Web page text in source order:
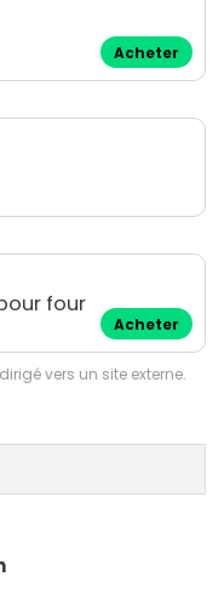
Acheter
four
Acheter
vers un site externe.